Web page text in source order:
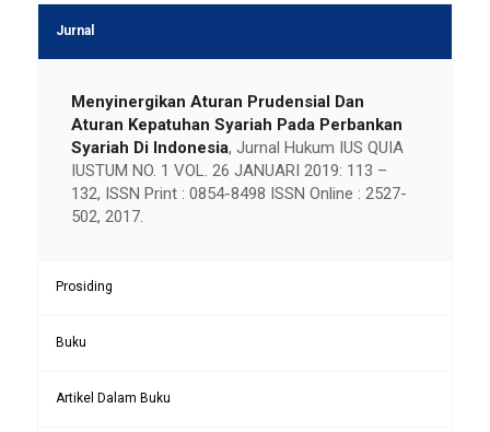
Jurnal
Menyinergikan Aturan Prudensial Dan
Aturan Kepatuhan Syariah Pada Perbankan
Syariah Di Indonesia, Jurnal Hukum IUS QUIA
IUSTUM NO. 1 VOL. 26 JANUARI 2019: 113 –
132, ISSN Print : 0854-8498 ISSN Online : 2527-
502, 2017.
Prosiding
Buku
Artikel Dalam Buku